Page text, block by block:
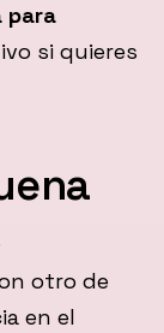
para
si quieres
otro de
en el